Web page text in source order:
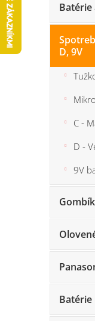
e
D, 9V
C -
D -
9V
Batérie